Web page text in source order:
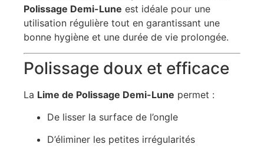
Polissage Demi-Lune est idéale pour une
utilisation régulière tout en garantissant une
bonne hygiène et une durée de vie prolongée.
Polissage doux et efficace
La Lime de Polissage Demi-Lune permet :
De lisser la surface de l’ongle
D’éliminer les petites irrégularités